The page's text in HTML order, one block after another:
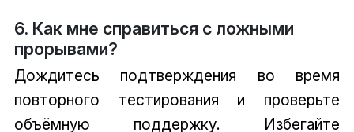
6. Как мне справиться с ложными
прорывами?
Дождитесь подтверждения во время
повторного тестирования и проверьте
объёмную поддержку. Избегайте